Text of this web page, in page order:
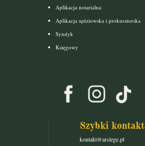
Aplikacja notarialna
Aplikacja sędziowska i prokuratorska
Syndyk
Księgowy
Szybki kontakt
kontakt@arslege.pl